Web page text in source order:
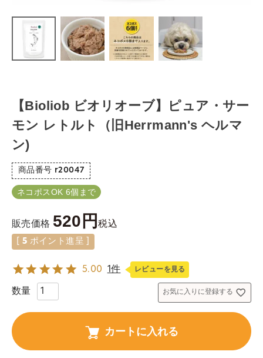
【Bioliob ビオリオーブ】ピュア・サー
モン レトルト（旧Herrmann's ヘルマ
ン)
商品番号 r20047
ネコポスOK 6個まで
販売価格 520 税込
5 ポイント進呈 ]
5.00 1件 レビューを見る
お気に入りに登録する
カートに入れる